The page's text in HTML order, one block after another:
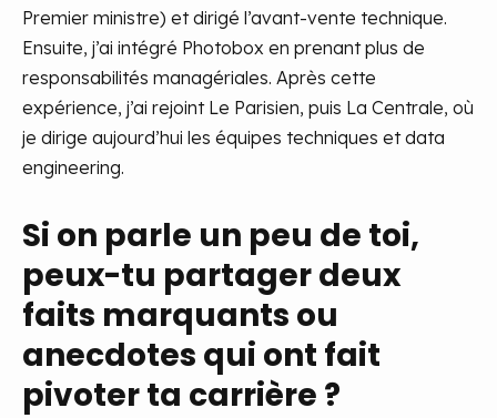
Premier ministre) et dirigé l’avant-vente technique.
Ensuite, j’ai intégré Photobox en prenant plus de
responsabilités managériales. Après cette
expérience, j’ai rejoint Le Parisien, puis La Centrale, où
je dirige aujourd’hui les équipes techniques et data
engineering.
Si on parle un peu de toi,
peux-tu partager deux
faits marquants ou
anecdotes qui ont fait
pivoter ta carrière ?